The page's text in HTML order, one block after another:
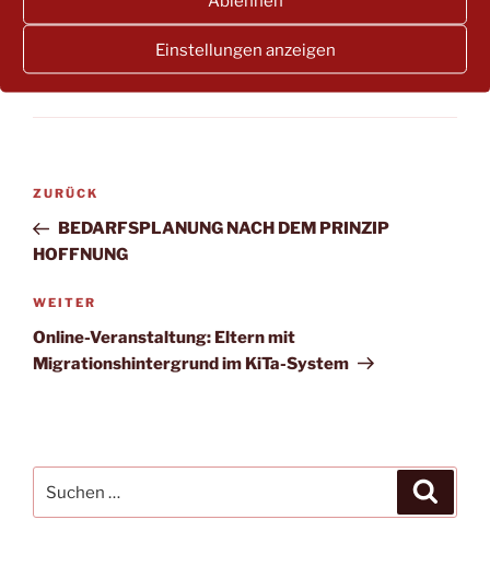
Einstellungen anzeigen
KATEGORIEN
AKTUELLES,PRESSEMITTEILUNG
SCHLAGWÖRTER
DANKE,KINDERBETREUUNG
Beitragsnavigation
Vorheriger
Beitrag
ZURÜCK
BEDARFSPLANUNG NACH DEM PRINZIP
HOFFNUNG
Nächster
Beitrag
WEITER
Online-Veranstaltung: Eltern mit
Migrationshintergrund im KiTa-System
nach: